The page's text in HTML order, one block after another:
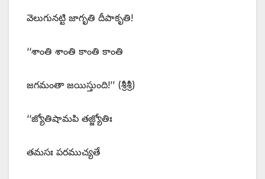
వెలుగునట్టి జాగృతి దీపాకృతి!
‘‘శాంతి శాంతి కాంతి కాంతి
జగమంతా జయిస్తుంది!’’ (శ్రీశ్రీ)
‘‘జ్యోతిషామపి తజ్జ్యోతిః
తమసః పరముచ్యతే